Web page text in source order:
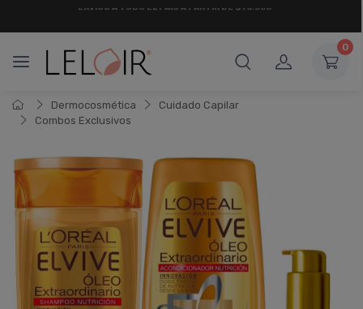
0
Dermocosmética
Cuidado Capilar
Combos Exclusivos